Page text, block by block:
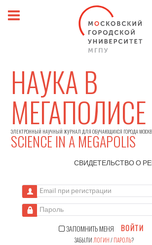
НАУКА В
МЕГАПОЛИСЕ
ЭЛЕКТРОННЫЙ НАУЧНЫЙ ЖУРНАЛ ДЛЯ ОБУЧАЮЩИХСЯ ГОРОДА
SCIENCE IN A MEGAPOLIS
СВИДЕТЕЛЬСТВО О
Email при регистрации
Пароль
ЗАПОМНИТЬ МЕНЯ ВОЙТИ
ЗАБЫЛИ ЛОГИН/ПАРОЛЬ?